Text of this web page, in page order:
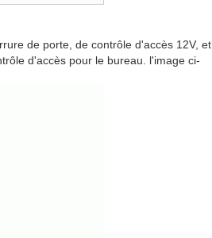
de porte, de contrôle d'accès 12V, et
d'accès pour le bureau. l'image ci-